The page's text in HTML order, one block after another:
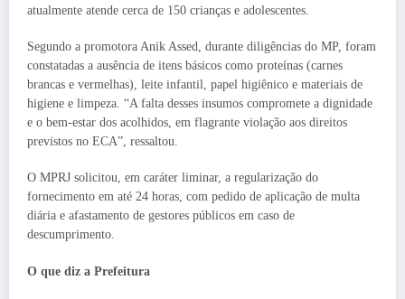
atualmente atende cerca de 150 crianças e adolescentes.
Segundo a promotora Anik Assed, durante diligências do MP, foram
constatadas a ausência de itens básicos como proteínas (carnes
brancas e vermelhas), leite infantil, papel higiênico e materiais de
higiene e limpeza. “A falta desses insumos compromete a dignidade
e o bem-estar dos acolhidos, em flagrante violação aos direitos
previstos no ECA”, ressaltou.
O MPRJ solicitou, em caráter liminar, a regularização do
fornecimento em até 24 horas, com pedido de aplicação de multa
diária e afastamento de gestores públicos em caso de
descumprimento.
O que diz a Prefeitura